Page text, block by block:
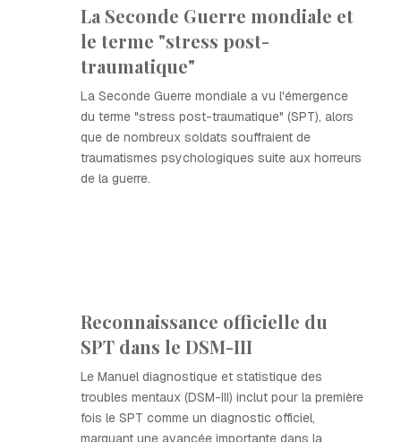
La Seconde Guerre mondiale et
le terme "stress post-
traumatique"
La Seconde Guerre mondiale a vu l'émergence
du terme "stress post-traumatique" (SPT), alors
que de nombreux soldats souffraient de
traumatismes psychologiques suite aux horreurs
de la guerre.
Reconnaissance officielle du
SPT dans le DSM-III
Le Manuel diagnostique et statistique des
troubles mentaux (DSM-III) inclut pour la première
fois le SPT comme un diagnostic officiel,
marquant une avancée importante dans la